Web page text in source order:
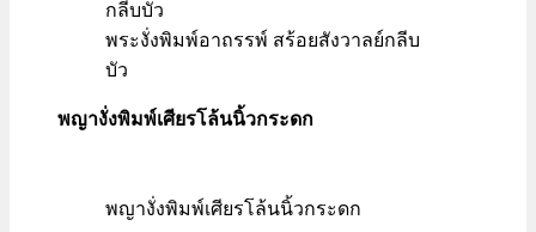
พระงั่งพิมพ์อาถรรพ์ สร้อยสังวาลย์กลีบ
บัว
พญางั่งพิมพ์เศียรโล้นนิ้วกระดก
พญางั่งพิมพ์เศียรโล้นนิ้วกระดก